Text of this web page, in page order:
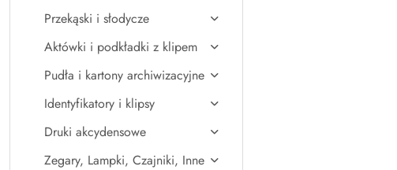
Przekąski i słodycze
Aktówki i podkładki z klipem
Pudła i kartony archiwizacyjne
Identyfikatory i klipsy
Druki akcydensowe
Zegary, Lampki, Czajniki, Inne